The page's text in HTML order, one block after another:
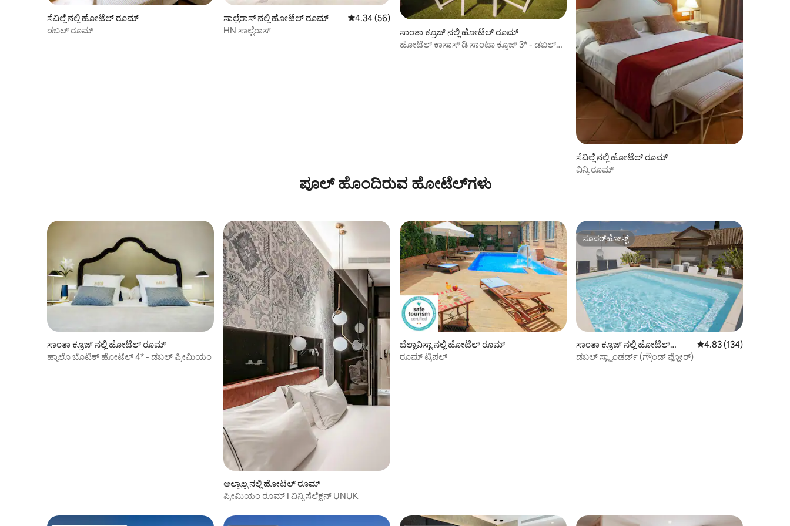
ಸೆವಿಲ್ಲೆ ನಲ್ಲಿ ಹೋಟೆಲ್ ರೂಮ್
ಡಬಲ್ ರೂಮ್
ಸಾಲ್ಟೆರಾಸ್ ನಲ್ಲಿ ಹೋಟೆಲ್ ರೂಮ್ 5 ರಲ್ಲಿ 4.34 ಸರಾಸರಿ ರೇಟಿಂಗ್, 56 ವಿಮರ್ಶೆಗಳು
4.34 (56)
HN ಸಾಲ್ಟೆರಾಸ್
ಸಾಂತಾ ಕ್ರೂಜ್ ನಲ್ಲಿ ಹೋಟೆಲ್ ರೂಮ್
ಹೋಟೆಲ್ ಕಾಸಾಸ್ ಡಿ ಸಾಂಟಾ ಕ್ರೂಜ್ 3* - ಡಬಲ್
ಸೆವಿಲ್ಲೆ ನಲ್ಲಿ ಹೋಟೆಲ್ ರೂಮ್
ವಿನ್ಸಿ ರೂಮ್
ಪೂಲ್ ಹೊಂದಿರುವ ಹೋಟೆಲ್‌ಗಳು
ಸಾಂತಾ ಕ್ರೂಜ್ ನಲ್ಲಿ ಹೋಟೆಲ್ ರೂಮ್
ಹ್ಯಾಲೊ ಬೊಟಿಕ್ ಹೋಟೆಲ್ 4* - ಡಬಲ್ ಪ್ರೀಮಿಯಂ
ಆಲ್ಫಾಲ್ಫ ನಲ್ಲಿ ಹೋಟೆಲ್ ರೂಮ್
ಪ್ರೀಮಿಯಂ ರೂಮ್ I ವಿನ್ಸಿ ಸೆಲೆಕ್ಷನ್ UNUK
ಬೆಲ್ಲಾವಿಸ್ಟಾ ನಲ್ಲಿ ಹೋಟೆಲ್ ರೂಮ್
ರೂಮ್ ಟ್ರಿಪಲ್
ಸೂಪರ್‌ಹೋಸ್ಟ್
ಸೂಪರ್‌ಹೋಸ್ಟ್
ಸಾಂತಾ ಕ್ರೂಜ್ ನಲ್ಲಿ ಹೋಟೆಲ್
ರೂಮ್
5 ರಲ್ಲಿ 4.83 ಸರಾಸರಿ
4.83 (134)
ಡಬಲ್ ಸ್ಟ್ಯಾಂಡರ್ಡ್ (ಗ್ರೌಂಡ್ ಫ್ಲೋರ್)